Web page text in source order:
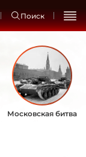
Поиск
Московская битва